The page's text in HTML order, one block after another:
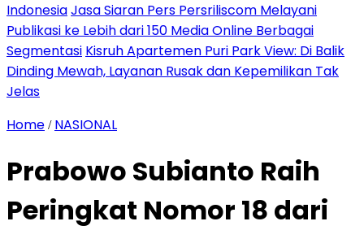
IndonesiaJasa Siaran Pers Persriliscom Melayani
Publikasi ke Lebih dari 150 Media Online Berbagai
Segmentasi Kisruh Apartemen Puri Park View: Di Balik
Dinding Mewah, Layanan Rusak dan Kepemilikan Tak
Jelas
Home / NASIONAL
Prabowo Subianto Raih
Peringkat Nomor 18 dari